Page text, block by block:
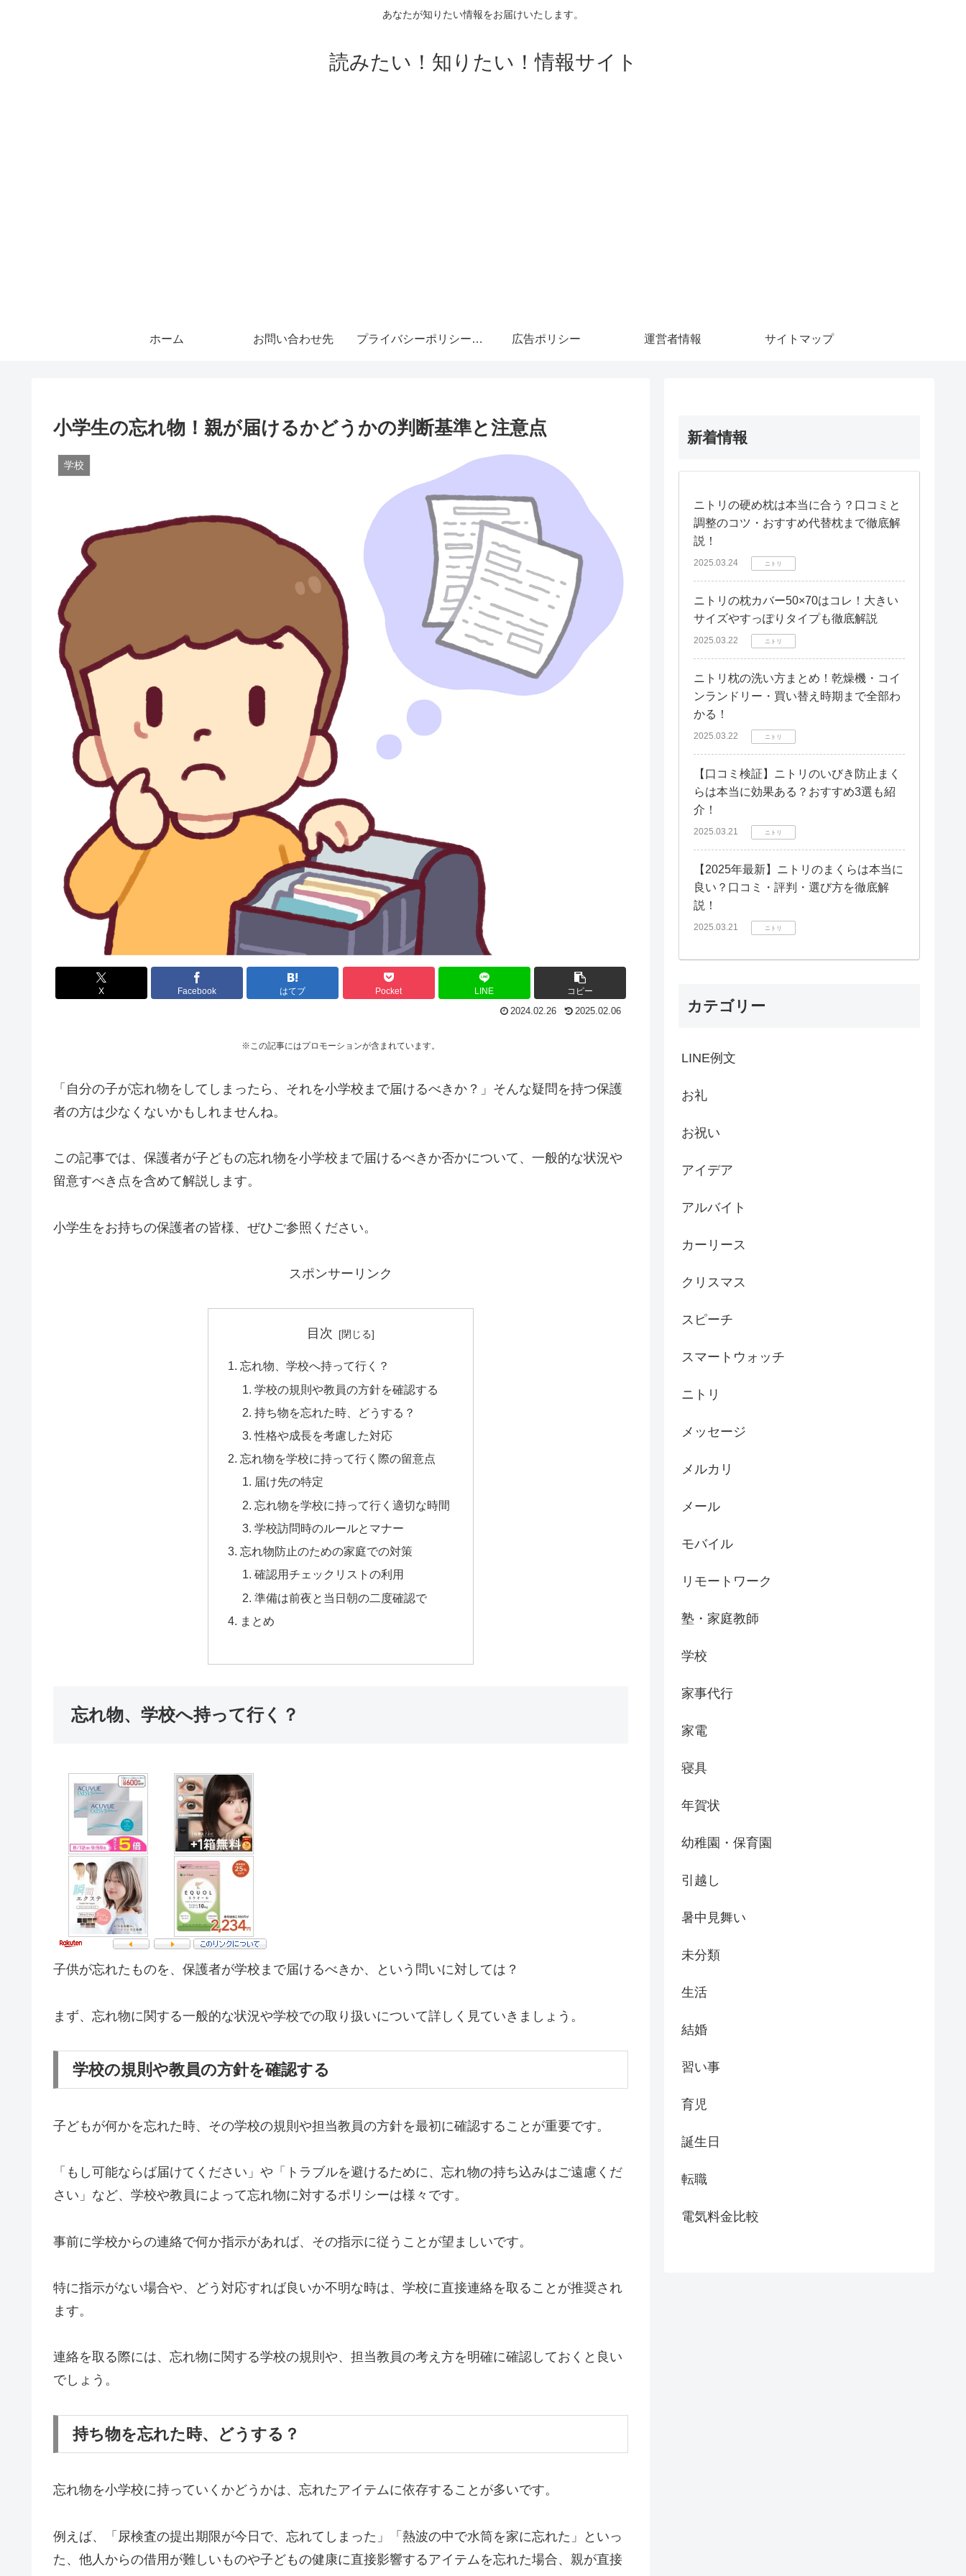
あなたが知りたい情報をお届けいたします。
読みたい！知りたい！情報サイト
ホーム お問い合わせ先 プライバシーポリシー・免責事項 広告ポリシー 運営者情報 サイトマップ
小学生の忘れ物！親が届けるかどうかの判断基準と注意点
学校
X Facebook はてブ Pocket LINE コピー
2024.02.26 2025.02.06
※この記事にはプロモーションが含まれています。
「自分の子が忘れ物をしてしまったら、それを小学校まで届けるべきか？」そんな疑問を持つ保護
者の方は少なくないかもしれませんね。
この記事では、保護者が子どもの忘れ物を小学校まで届けるべきか否かについて、一般的な状況や
留意すべき点を含めて解説します。
小学生をお持ちの保護者の皆様、ぜひご参照ください。
スポンサーリンク
目次
忘れ物、学校へ持って行く？
学校の規則や教員の方針を確認する
持ち物を忘れた時、どうする？
性格や成長を考慮した対応
忘れ物を学校に持って行く際の留意点
届け先の特定
忘れ物を学校に持って行く適切な時間
学校訪問時のルールとマナー
忘れ物防止のための家庭での対策
確認用チェックリストの利用
準備は前夜と当日朝の二度確認で
まとめ
忘れ物、学校へ持って行く？
子供が忘れたものを、保護者が学校まで届けるべきか、という問いに対しては？
まず、忘れ物に関する一般的な状況や学校での取り扱いについて詳しく見ていきましょう。
学校の規則や教員の方針を確認する
子どもが何かを忘れた時、その学校の規則や担当教員の方針を最初に確認することが重要です。
「もし可能ならば届けてください」や「トラブルを避けるために、忘れ物の持ち込みはご遠慮くだ
さい」など、学校や教員によって忘れ物に対するポリシーは様々です。
事前に学校からの連絡で何か指示があれば、その指示に従うことが望ましいです。
特に指示がない場合や、どう対応すれば良いか不明な時は、学校に直接連絡を取ることが推奨され
ます。
連絡を取る際には、忘れ物に関する学校の規則や、担当教員の考え方を明確に確認しておくと良い
でしょう。
持ち物を忘れた時、どうする？
忘れ物を小学校に持っていくかどうかは、忘れたアイテムに依存することが多いです。
例えば、「尿検査の提出期限が今日で、忘れてしまった」「熱波の中で水筒を家に忘れた」といっ
た、他人からの借用が難しいものや子どもの健康に直接影響するアイテムを忘れた場合、親が直接
新着情報
ニトリの硬め枕は本当に合う？口コミと
調整のコツ・おすすめ代替枕まで徹底解
説！
2025.03.24 ニトリ
ニトリの枕カバー50×70はコレ！大きい
サイズやすっぽりタイプも徹底解説
2025.03.22 ニトリ
ニトリ枕の洗い方まとめ！乾燥機・コイ
ンランドリー・買い替え時期まで全部わ
かる！
2025.03.22 ニトリ
【口コミ検証】ニトリのいびき防止まく
らは本当に効果ある？おすすめ3選も紹
介！
2025.03.21 ニトリ
【2025年最新】ニトリのまくらは本当に
良い？口コミ・評判・選び方を徹底解
説！
2025.03.21 ニトリ
カテゴリー
LINE例文
お礼
お祝い
アイデア
アルバイト
カーリース
クリスマス
スピーチ
スマートウォッチ
ニトリ
メッセージ
メルカリ
メール
モバイル
リモートワーク
塾・家庭教師
学校
家事代行
家電
寝具
年賀状
幼稚園・保育園
引越し
暑中見舞い
未分類
生活
結婚
習い事
育児
誕生日
転職
電気料金比較